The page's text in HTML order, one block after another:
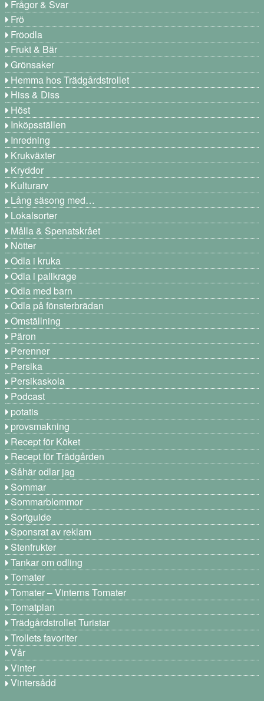
Frågor & Svar
Frö
Fröodla
Frukt & Bär
Grönsaker
Hemma hos Trädgårdstrollet
Hiss & Diss
Höst
Inköpsställen
Inredning
Krukväxter
Kryddor
Kulturarv
Lång säsong med…
Lokalsorter
Målla & Spenatskrået
Nötter
Odla i kruka
Odla i pallkrage
Odla med barn
Odla på fönsterbrädan
Omställning
Päron
Perenner
Persika
Persikaskola
Podcast
potatis
provsmakning
Recept för Köket
Recept för Trädgården
Såhär odlar jag
Sommar
Sommarblommor
Sortguide
Sponsrat av reklam
Stenfrukter
Tankar om odling
Tomater
Tomater – Vinterns Tomater
Tomatplan
Trädgårdstrollet Turistar
Trollets favoriter
Vår
Vinter
Vintersådd